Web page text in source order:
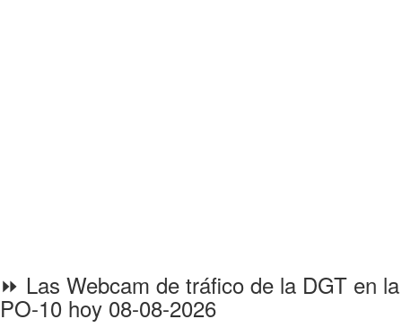
⏩ Las Webcam de tráfico de la DGT en la
PO-10 hoy 08-08-2026